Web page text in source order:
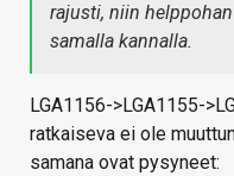
rajusti, niin
samalla kannalla.
LGA1156->LGA1155-
ratkaiseva ei ole
samana ovat pysyneet: